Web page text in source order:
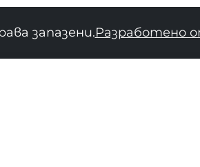
запазени.Разработено